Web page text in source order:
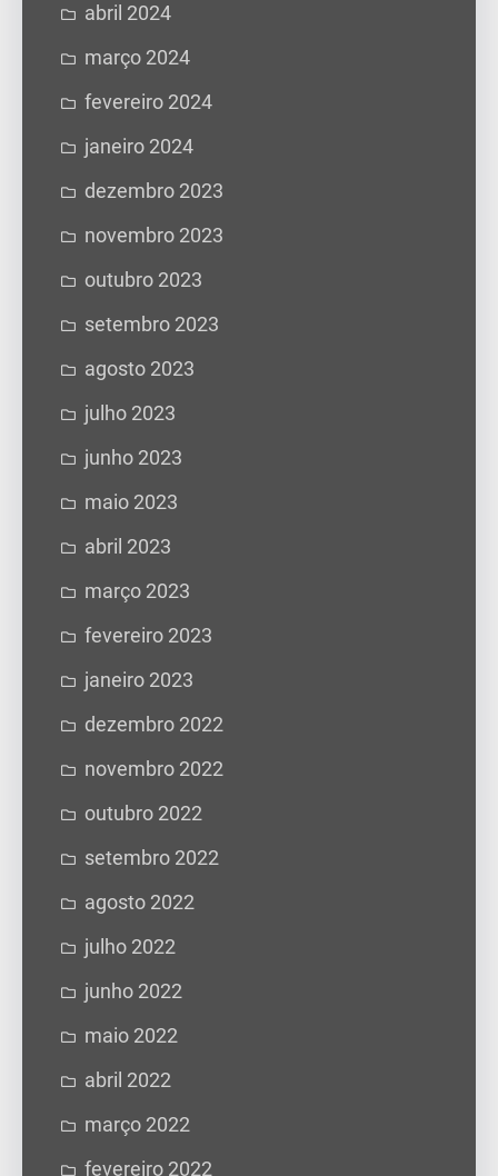
abril 2024
março 2024
fevereiro 2024
janeiro 2024
dezembro 2023
novembro 2023
outubro 2023
setembro 2023
agosto 2023
julho 2023
junho 2023
maio 2023
abril 2023
março 2023
fevereiro 2023
janeiro 2023
dezembro 2022
novembro 2022
outubro 2022
setembro 2022
agosto 2022
julho 2022
junho 2022
maio 2022
abril 2022
março 2022
fevereiro 2022